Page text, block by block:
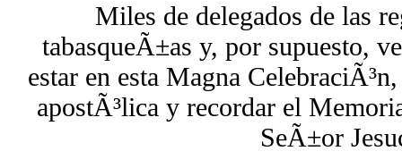
Miles de delegados de las
tabasqueÃ±as y, por supuesto,
estar en esta Magna
apostÃ³lica y recordar el
SeÃ±or